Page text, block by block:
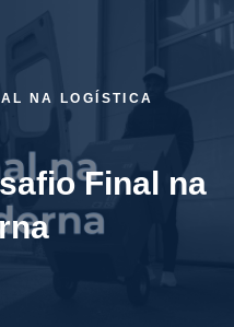
NA LOGÍSTICA
Final na